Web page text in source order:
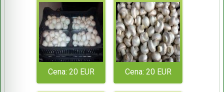
Cena: 20 EUR Cena: 20 EUR